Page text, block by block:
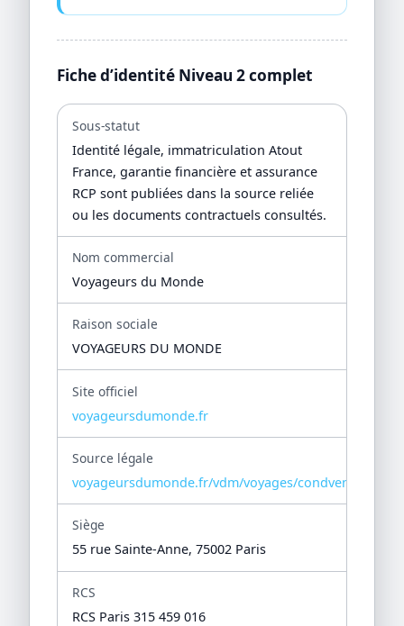
Fiche d’identité Niveau 2 complet
Sous-statut
Identité légale, immatriculation Atout
France, garantie financière et assurance
RCP sont publiées dans la source reliée
ou les documents contractuels consultés.
Nom commercial
Voyageurs du Monde
Raison sociale
VOYAGEURS DU MONDE
Site officiel
voyageursdumonde.fr
Source légale
voyageursdumonde.fr/vdm/voyages/condvente/
Siège
55 rue Sainte-Anne, 75002 Paris
RCS
RCS Paris 315 459 016